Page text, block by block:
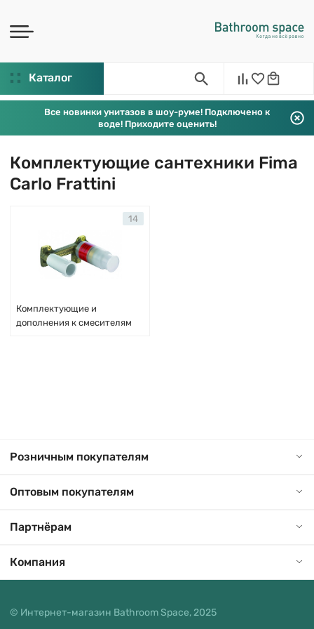
Каталог
Все новинки унитазов в шоу-руме! Подключено к
воде! Приходите оценить!
Комплектующие сантехники Fima
Carlo Frattini
Комплектующие и
дополнения к смесителям
14
Розничным покупателям
Оптовым покупателям
Партнёрам
Компания
© Интернет-магазин Bathroom Space, 2025